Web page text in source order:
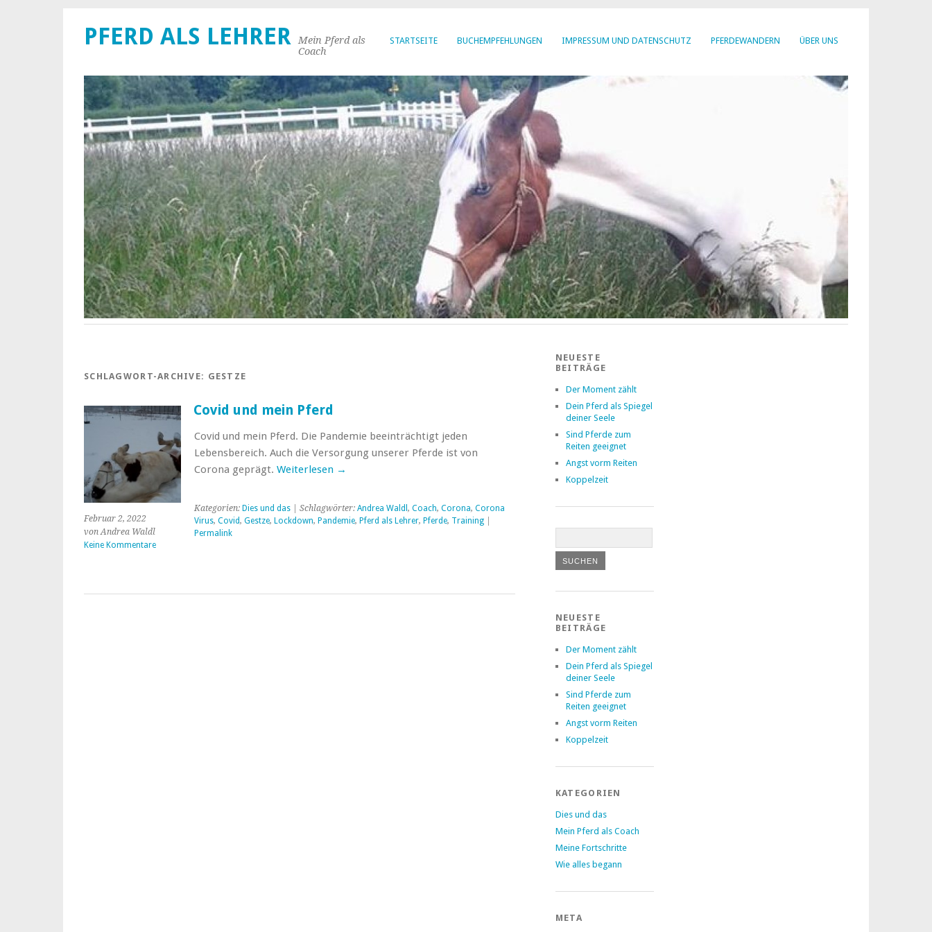
STARTSEITE BUCHEMPFEHLUNGEN IMPRESSUM UND DATENSCHUTZ PFERDEWANDERN ÜBER UNS
PFERD ALS LEHRER
Mein Pferd als
Coach
SCHLAGWORT-ARCHIVE: GESTZE
Februar 2, 2022
von Andrea Waldl
Keine Kommentare
Covid und mein Pferd
Covid und mein Pferd. Die Pandemie beeinträchtigt jeden
Lebensbereich. Auch die Versorgung unserer Pferde ist von
Corona geprägt. Weiterlesen →
Kategorien: Dies und das| Schlagwörter: Andrea Waldl , Coach, Corona, Corona
Virus, Covid, Gestze, Lockdown, Pandemie, Pferd als Lehrer, Pferde, Training|
Permalink
NEUESTE
BEITRÄGE
Der Moment zählt
Dein Pferd als Spiegel
deiner Seele
Sind Pferde zum
Reiten geeignet
Angst vorm Reiten
Koppelzeit
NEUESTE
BEITRÄGE
Der Moment zählt
Dein Pferd als Spiegel
deiner Seele
Sind Pferde zum
Reiten geeignet
Angst vorm Reiten
Koppelzeit
KATEGORIEN
Dies und das
Mein Pferd als Coach
Meine Fortschritte
Wie alles begann
META